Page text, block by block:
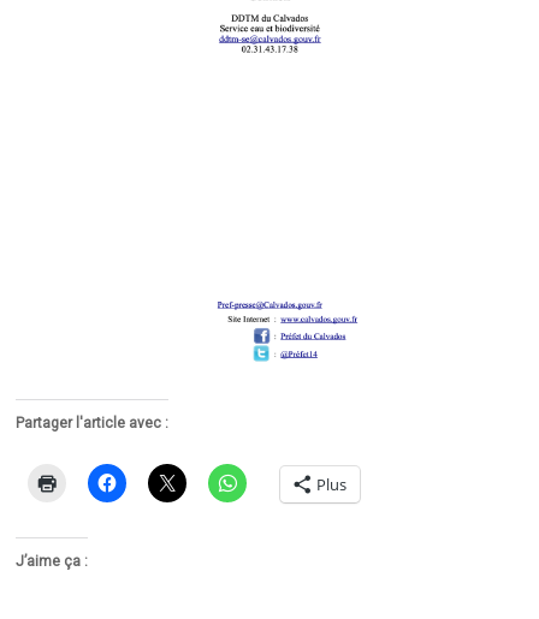
Partager l'article avec :
Plus
J’aime ça :